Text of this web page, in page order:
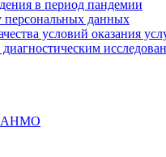
в период пандемии
персональных данных
условий оказания
АНМО